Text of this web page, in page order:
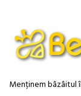
Menținem bâzâitul